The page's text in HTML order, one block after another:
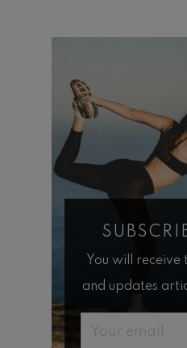
You will receive
and updates
Email